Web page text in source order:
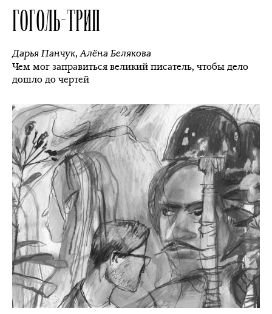
ГОГОЛЬ-ТРИП
Дарья Панчук,Алёна Белякова
Чем мог заправиться великий писатель, чтобы дело
дошло до чертей